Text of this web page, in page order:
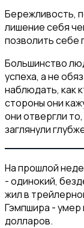
Бережливость,
лишение себя
позволить себе
Большинство
успеха, а не
наблюдать, как
стороны они
они отвергли
заглянули
На прошлой
- одинокий,
жил в
Гэмпшира - умер
долларов.